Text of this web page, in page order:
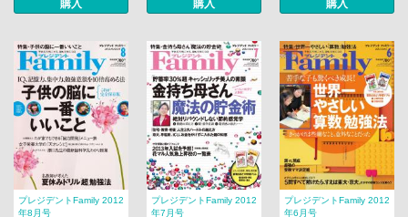
購入 購入 購入
プレジデントFamily 2012
年8月号
プレジデントFamily 2012
年7月号
プレジデントFamily 2012
年6月号